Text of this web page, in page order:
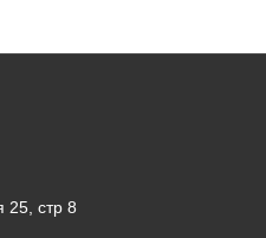
25, стр 8